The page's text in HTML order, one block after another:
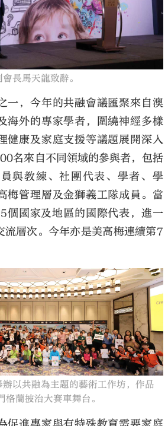
長馬天龍致辭。
一，今年的共融會議匯聚來自澳
海外的專家學者，圍繞神經多樣
健康及家庭支援等議題展開深入
名來自不同領域的參與者，包括
與教練、社團代表、學者、學
梅管理層及金獅義工隊成員。當
個國家及地區的國際代表，進一
流層次。今年亦是美高梅連續第7
以共融為主題的藝術工作坊，作品
蘭披治大賽車舞台。